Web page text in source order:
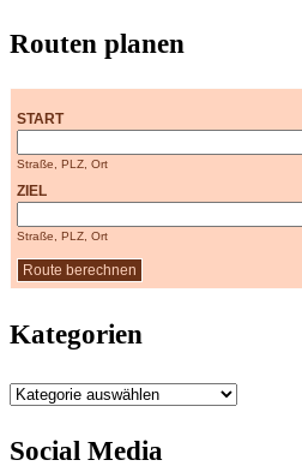
Routen planen
START
Straße, PLZ, Ort
ZIEL
Straße, PLZ, Ort
Kategorien
Kategorien
Social Media